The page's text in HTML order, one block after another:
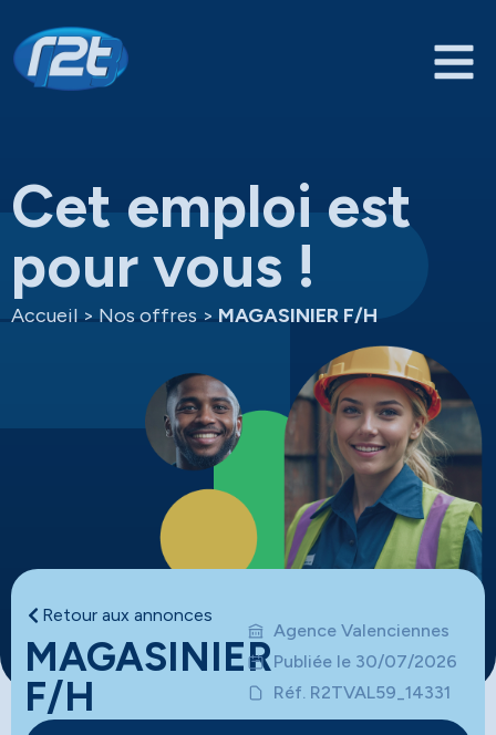
Cet emploi est
pour vous !
Accueil > Nos offres > MAGASINIER F/H
Retour aux annonces
MAGASINIER
F/H
Agence Valenciennes
Publiée le 30/07/2026
Réf. R2TVAL59_14331